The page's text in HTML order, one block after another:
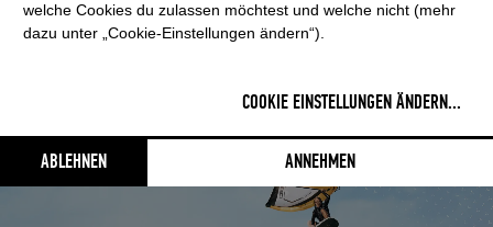
1. August 2023- Kategorien:FOIL RSS FEED
welche Cookies du zulassen möchtest und welche nicht (mehr
dazu unter „Cookie-Einstellungen ändern“).
COOKIE EINSTELLUNGEN ÄNDERN...
ABLEHNEN ANNEHMEN